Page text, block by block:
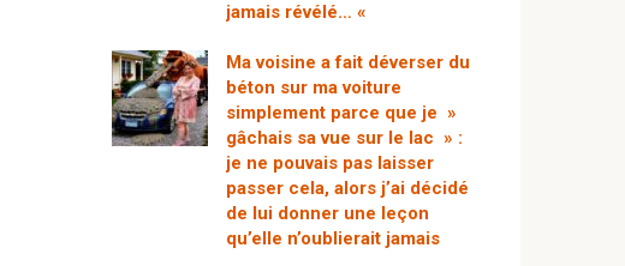
jamais révélé… «
Ma voisine a fait déverser du
béton sur ma voiture
simplement parce que je »
gâchais sa vue sur le lac » :
je ne pouvais pas laisser
passer cela, alors j’ai décidé
de lui donner une leçon
qu’elle n’oublierait jamais